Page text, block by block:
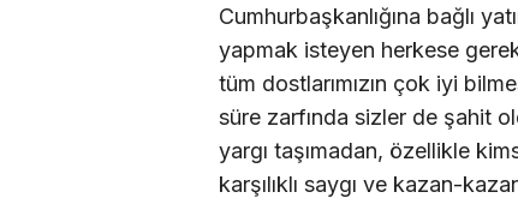
Cumhurbaşkanlığına bağlı
yapmak isteyen herkese
tüm dostlarımızın çok iyi
süre zarfında sizler de şahit
yargı taşımadan, özellikle
karşılıklı saygı ve kazan-